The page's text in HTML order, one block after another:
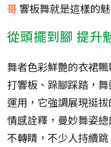
哥 響板舞就是這樣的
從頭擺到腳 提升
舞者色彩鮮艷的衣裙
打響板、跺腳踩踏，
運用，它強調展現挺
情感詮釋，曼妙舞姿
不轉睛，不少人持續